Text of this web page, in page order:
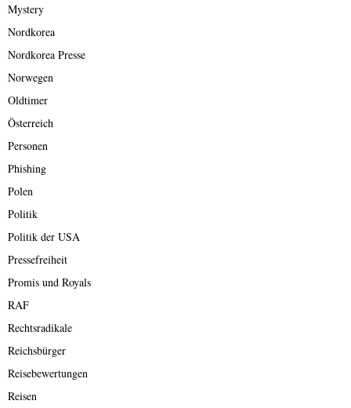
Mystery
Nordkorea
Nordkorea Presse
Norwegen
Oldtimer
Österreich
Personen
Phishing
Polen
Politik
Politik der USA
Pressefreiheit
Promis und Royals
RAF
Rechtsradikale
Reichsbürger
Reisebewertungen
Reisen